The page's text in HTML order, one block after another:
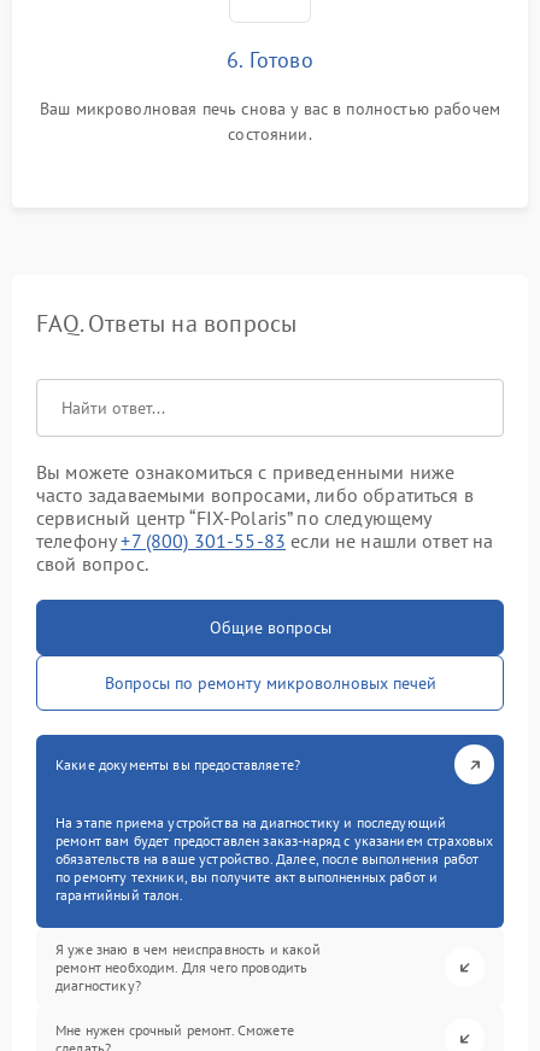
6. Готово
Ваш микроволновая печь снова у вас в полностью рабочем
состоянии.
FAQ. Ответы на вопросы
Вы можете ознакомиться с приведенными ниже
часто задаваемыми вопросами, либо обратиться в
сервисный центр “FIX-Polaris” по следующему
телефону+7 (800) 301-55-83 если не нашли ответ на
свой вопрос.
Общие вопросы
Вопросы по ремонту микроволновых печей
Какие документы вы предоставляете?
На этапе приема устройства на диагностику и последующий
ремонт вам будет предоставлен заказ-наряд с указанием страховых
обязательств на ваше устройство. Далее, после выполнения работ
по ремонту техники, вы получите акт выполненных работ и
гарантийный талон.
Я уже знаю в чем неисправность и какой
ремонт необходим. Для чего проводить
диагностику?
Мне нужен срочный ремонт. Сможете
сделать?